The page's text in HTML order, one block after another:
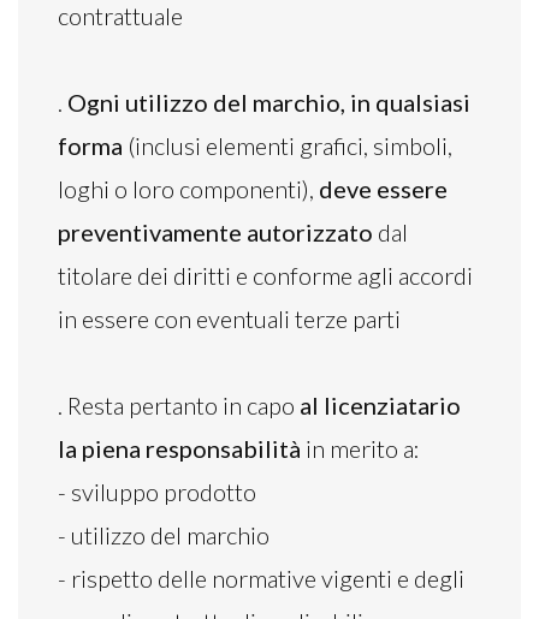
contrattuale
. Ogni utilizzo del marchio, in qualsiasi
forma (inclusi elementi grafici, simboli,
loghi o loro componenti), deve essere
preventivamente autorizzato dal
titolare dei diritti e conforme agli accordi
in essere con eventuali terze parti
. Resta pertanto in capo al licenziatario
la piena responsabilità in merito a:
- sviluppo prodotto
- utilizzo del marchio
- rispetto delle normative vigenti e degli